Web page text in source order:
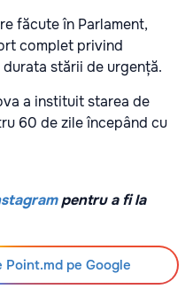
făcute în Parlament,
complet privind
stării de urgență.
a instituit starea de
60 de zile începând cu
pentru a fi la
pe Google